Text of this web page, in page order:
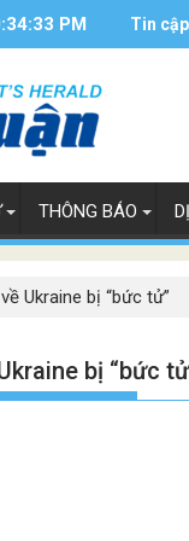
PM Tin
THÔNG BÁO
Ukraine bị “bức tử”
bị “bức